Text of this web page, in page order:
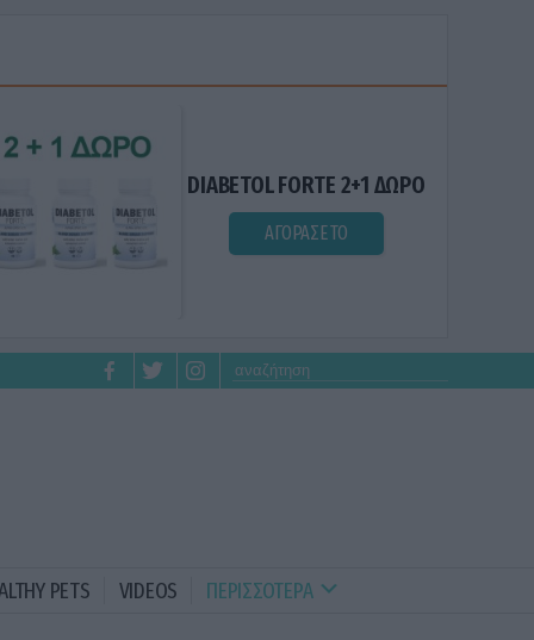
DIABETOL FORTE 2+1 ΔΩΡΟ
ΑΓΟΡΑΣΕ ΤΟ
PETS VIDEOS ΠΕΡΙΣΣΟΤΕΡΑ